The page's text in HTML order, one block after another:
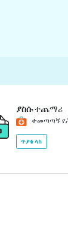
ያስሱተጨማሪ
ተመጣጣኝ
ጥያቄ ላክ